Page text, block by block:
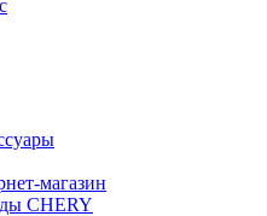
магазин
CHERY